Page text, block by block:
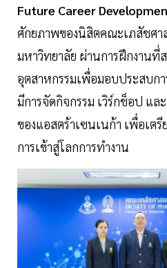
Future Career
ศักยภาพของนิสิตคณะเภสัชศา
มหาวิทยาลัย ผ่านการฝึกงานที่
อุตสาหกรรมเพื่อมอบประสบก
มีการจัดกิจกรรม เวิร์กช็อป แล
ของแอสตร้าเซนเนก้า เพื่อเต
การเข้าสู่โลกการทำงาน